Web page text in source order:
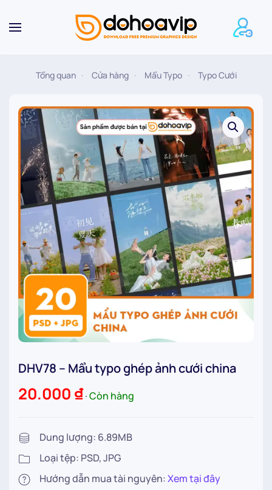
Skip to main content
Tổng quan Cửa hàng Mẩu Typo Typo Cưới
DHV78 – Mẩu typo ghép ảnh cưới china
20.000 ₫∙Còn hàng
Dung lượng: 6.89MB
Loại tệp: PSD, JPG
Hướng dẫn mua tài nguyên:Xem tại đây